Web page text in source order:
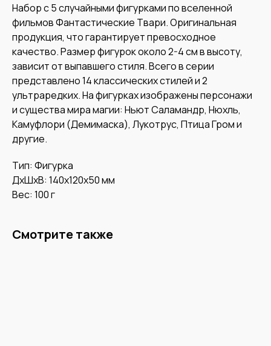
Набор с 5 случайными фигурками по вселенной
фильмов Фантастические Твари. Оригинальная
продукция, что гарантирует превосходное
качество. Размер фигурок около 2-4 см в высоту,
зависит от выпавшего стиля. Всего в серии
представлено 14 классических стилей и 2
ультраредких. На фигурках изображены персонажи
и существа мира магии: Ньют Саламандр, Нюхль,
Камуфлори (Демимаска), Лукотрус, Птица Гром и
другие.
Тип: Фигурка
ДxШxВ: 140x120x50 мм
Вес: 100 г
Смотрите также